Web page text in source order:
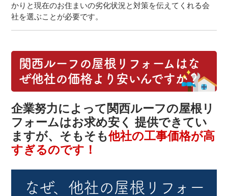
かりと現在のお住まいの劣化状況と対策を伝えてくれる会
社を選ぶことが必要です。
関西ルーフの屋根リフォーム はな
ぜ他社の価格より安いんですか？
企業努力によって関西ルーフの屋根リ
フォームはお求め安く 提供できてい
ますが、そもそも他社の工事価格が高
すぎるのです！
なぜ、他社の屋根リフォー